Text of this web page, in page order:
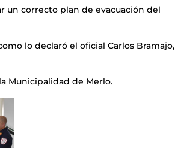
un correcto plan de evacuación del
lo declaró el oficial Carlos Bramajo,
Municipalidad de Merlo.